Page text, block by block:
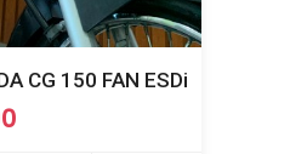
CG 150 FAN ESDi